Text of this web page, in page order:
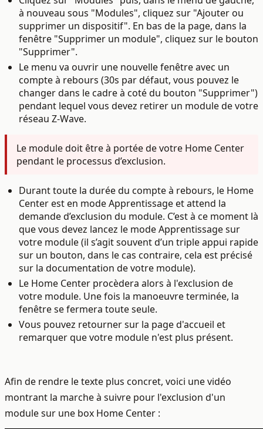
à nouveau sous "Modules", cliquez sur "Ajouter ou
supprimer un dispositif". En bas de la page, dans la
fenêtre "Supprimer un module", cliquez sur le bouton
"Supprimer".
Le menu va ouvrir une nouvelle fenêtre avec un
compte à rebours (30s par défaut, vous pouvez le
changer dans le cadre à coté du bouton "Supprimer")
pendant lequel vous devez retirer un module de votre
réseau Z-Wave.
Le module doit être à portée de votre Home Center
pendant le processus d’exclusion.
Durant toute la durée du compte à rebours, le Home
Center est en mode Apprentissage et attend la
demande d’exclusion du module. C’est à ce moment là
que vous devez lancez le mode Apprentissage sur
votre module (il s’agit souvent d’un triple appui rapide
sur un bouton, dans le cas contraire, cela est précisé
sur la documentation de votre module).
Le Home Center procèdera alors à l'exclusion de
votre module. Une fois la manoeuvre terminée, la
fenêtre se fermera toute seule.
Vous pouvez retourner sur la page d'accueil et
remarquer que votre module n'est plus présent.
Afin de rendre le texte plus concret, voici une vidéo
montrant la marche à suivre pour l'exclusion d'un
module sur une box Home Center :